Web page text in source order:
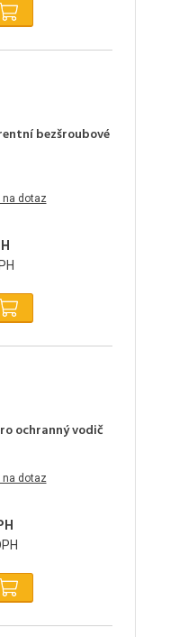
bezšroubové
na dotaz
ochranný vodič
na dotaz